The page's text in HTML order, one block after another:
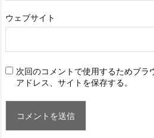
ウェブサイト
次回のコメントで使用するためブラ
アドレス、サイトを保存する。